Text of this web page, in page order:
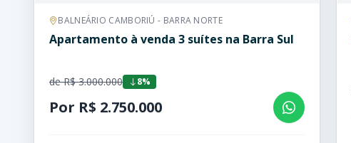
BALNEÁRIO CAMBORIÚ - BARRA NORTE
Apartamento à venda 3 suítes na Barra Sul
de R$ 3.000.000 8%
Por R$ 2.750.000